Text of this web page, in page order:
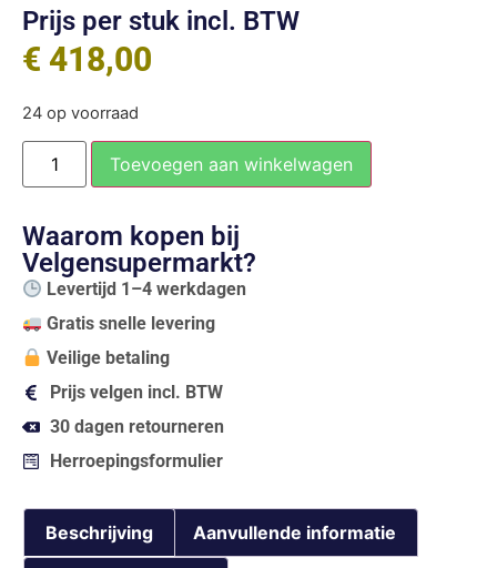
Prijs per stuk incl. BTW
€ 418,00
24 op voorraad
Toevoegen aan winkelwagen
Waarom kopen bij
Velgensupermarkt?
Levertijd 1–4 werkdagen
Gratis snelle levering
Veilige betaling
Prijs velgen incl. BTW
30 dagen retourneren
Herroepingsformulier
Beschrijving Aanvullende informatie